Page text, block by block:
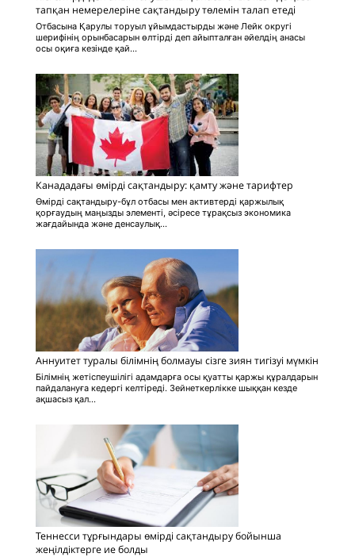
тапқан немерелеріне сақтандыру төлемін талап етеді
Отбасына Қарулы торуыл ұйымдастырды және Лейк округі
шерифінің орынбасарын өлтірді деп айыпталған әйелдің анасы
осы оқиға кезінде қай...
Канададағы өмірді сақтандыру: қамту және тарифтер
Өмірді сақтандыру-бұл отбасы мен активтерді қаржылық
қорғаудың маңызды элементі, әсіресе тұрақсыз экономика
жағдайында және денсаулық...
Аннуитет туралы білімнің болмауы сізге зиян тигізуі мүмкін
Білімнің жетіспеушілігі адамдарға осы қуатты қаржы құралдарын
пайдалануға кедергі келтіреді. Зейнеткерлікке шыққан кезде
ақшасыз қал...
Теннесси тұрғындары өмірді сақтандыру бойынша
жеңілдіктерге ие болды